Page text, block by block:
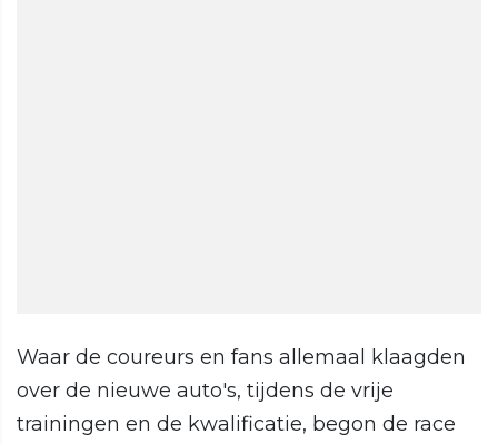
Waar de coureurs en fans allemaal klaagden
over de nieuwe auto's, tijdens de vrije
trainingen en de kwalificatie, begon de race